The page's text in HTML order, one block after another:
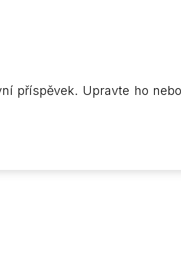
příspěvek. Upravte ho